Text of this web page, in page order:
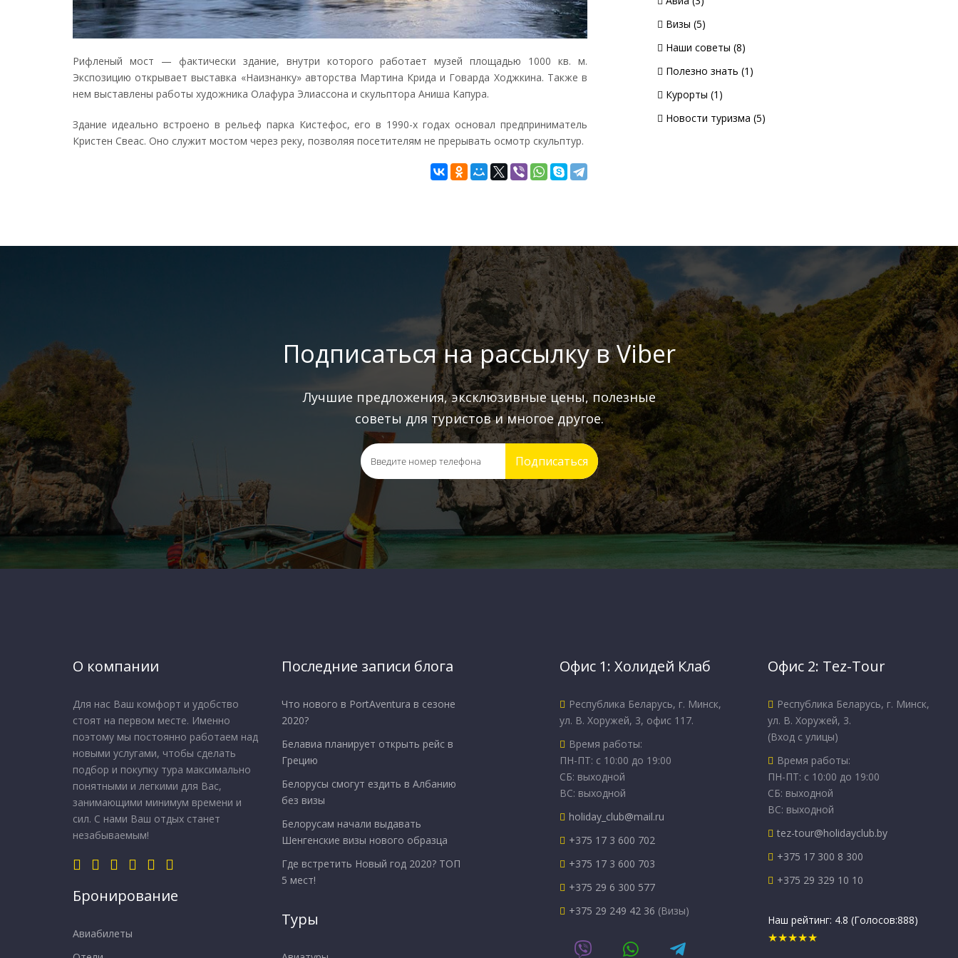
Рифленый мост — фактически здание, внутри которого работает музей площадью 1000 кв. м.
Экспозицию открывает выставка «Наизнанку» авторства Мартина Крида и Говарда Ходжкина. Также в
нем выставлены работы художника Олафура Элиассона и скульптора Аниша Капура.
Здание идеально встроено в рельеф парка Кистефос, его в 1990-х годах основал предприниматель
Кристен Свеас. Оно служит мостом через реку, позволяя посетителям не прерывать осмотр скульптур.
Визы (5)
Наши советы (8)
Полезно знать (1)
Курорты (1)
Новости туризма (5)
Подписаться на рассылку в Viber
Лучшие предложения, эксклюзивные цены, полезные
советы для туристов и многое другое.
Подписаться
О компании
Для нас Ваш комфорт и удобство
стоят на первом месте. Именно
поэтому мы постоянно работаем над
новыми услугами, чтобы сделать
подбор и покупку тура максимально
понятными и легкими для Вас,
занимающими минимум времени и
сил. С нами Ваш отдых станет
незабываемым!
Бронирование
Авиабилеты
Последние записи блога
Что нового в PortAventura в сезоне
2020?
Белавиа планирует открыть рейс в
Грецию
Белорусы смогут ездить в Албанию
без визы
Белорусам начали выдавать
Шенгенские визы нового образца
Где встретить Новый год 2020? ТОП
5 мест!
Туры
Офис 1: Холидей Клаб
Республика Беларусь, г. Минск,
ул. В. Хоружей, 3, офис 117.
Время работы:
ПН-ПТ: с 10:00 до 19:00
СБ: выходной
ВС: выходной
holiday_club@mail.ru
+375 17 3 600 702
+375 17 3 600 703
+375 29 6 300 577
+375 29 249 42 36 (Визы)
Офис 2: Tez-Tour
Республика Беларусь, г. Минск,
ул. В. Хоружей, 3.
(Вход с улицы)
Время работы:
ПН-ПТ: с 10:00 до 19:00
СБ: выходной
ВС: выходной
tez-tour@holidayclub.by
+375 17 300 8 300
+375 29 329 10 10
Наш рейтинг: 4.8 (Голосов:888)
★★★★★